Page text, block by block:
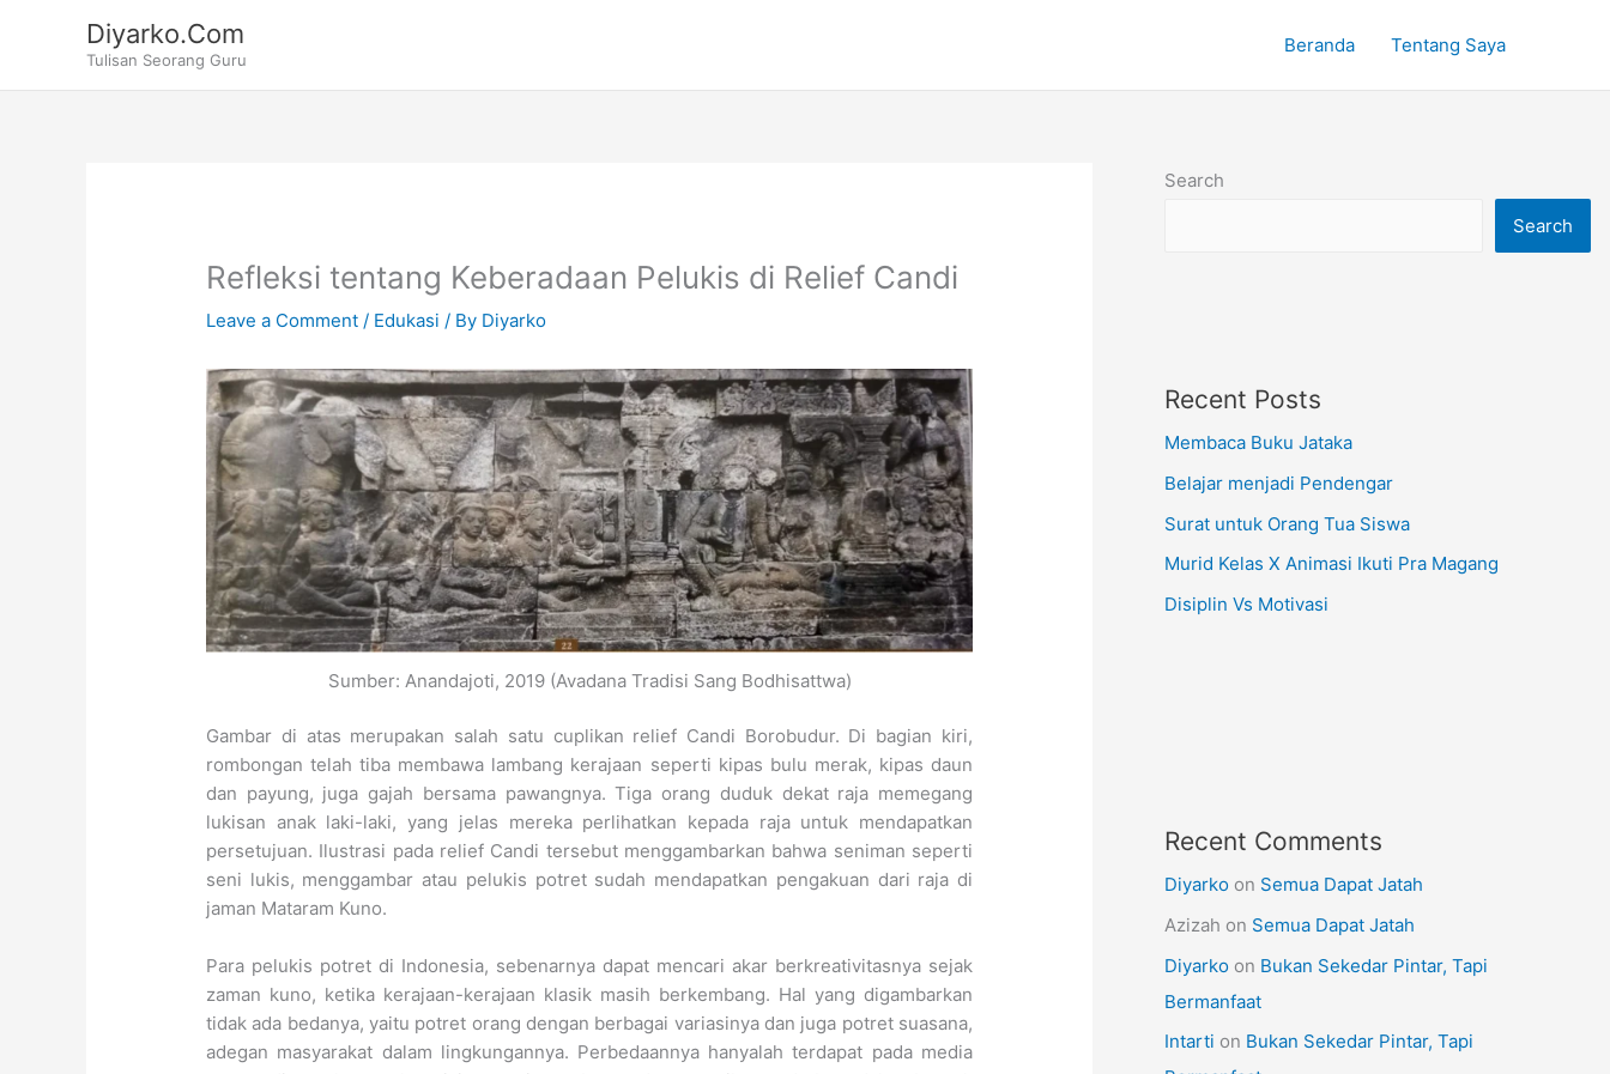
Diyarko.Com
Tulisan Seorang Guru
Beranda Tentang Saya
Refleksi tentang Keberadaan Pelukis di Relief Candi
Leave a Comment / Edukasi / By Diyarko
Sumber: Anandajoti, 2019 (Avadana Tradisi Sang Bodhisattwa)
Gambar di atas merupakan salah satu cuplikan relief Candi Borobudur. Di bagian kiri,
rombongan telah tiba membawa lambang kerajaan seperti kipas bulu merak, kipas daun
dan payung, juga gajah bersama pawangnya. Tiga orang duduk dekat raja memegang
lukisan anak laki-laki, yang jelas mereka perlihatkan kepada raja untuk mendapatkan
persetujuan. Ilustrasi pada relief Candi tersebut menggambarkan bahwa seniman seperti
seni lukis, menggambar atau pelukis potret sudah mendapatkan pengakuan dari raja di
jaman Mataram Kuno.
Para pelukis potret di Indonesia, sebenarnya dapat mencari akar berkreativitasnya sejak
zaman kuno, ketika kerajaan-kerajaan klasik masih berkembang. Hal yang digambarkan
tidak ada bedanya, yaitu potret orang dengan berbagai variasinya dan juga potret suasana,
adegan masyarakat dalam lingkungannya. Perbedaannya hanyalah terdapat pada media
Search
Search
Recent Posts
Membaca Buku Jataka
Belajar menjadi Pendengar
Surat untuk Orang Tua Siswa
Murid Kelas X Animasi Ikuti Pra Magang
Disiplin Vs Motivasi
Recent Comments
Diyarko on Semua Dapat Jatah
Azizah on Semua Dapat Jatah
Diyarko on Bukan Sekedar Pintar, Tapi
Bermanfaat
Intarti on Bukan Sekedar Pintar, Tapi